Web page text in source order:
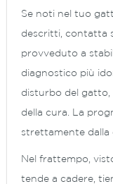
Se noti nel tuo
descritti, contatta
provveduto a
diagnostico più
disturbo del gatto,
della cura. La
strettamente dalla
Nel frattempo,
tende a cadere,